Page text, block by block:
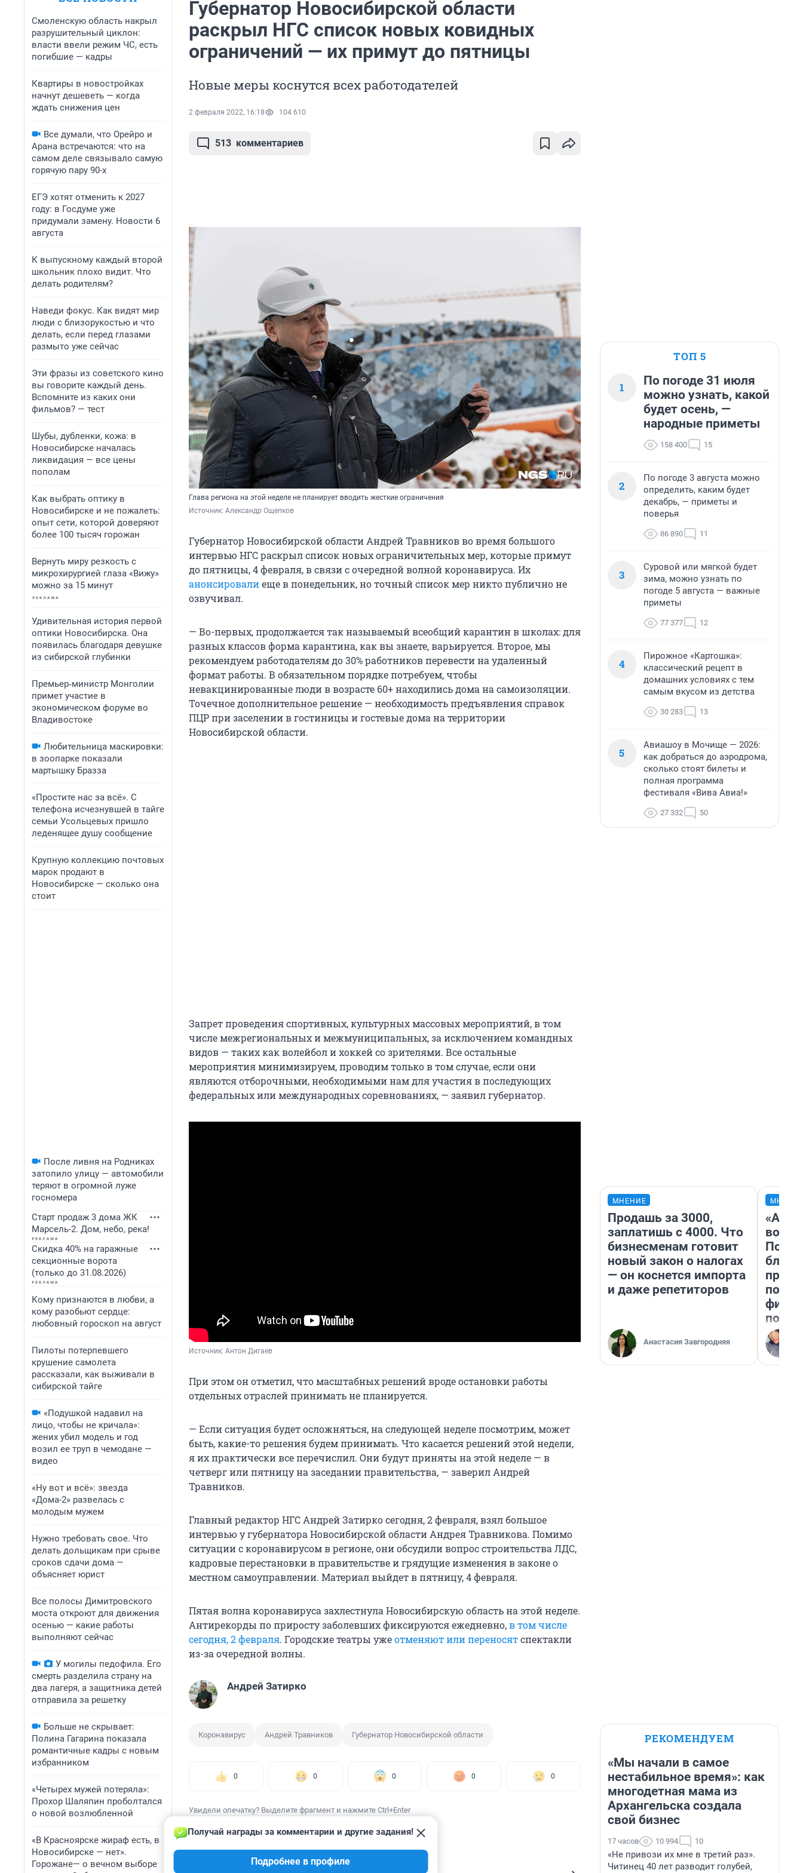
Смоленскую область накрыл
разрушительный циклон:
власти ввели режим ЧС, есть
погибшие — кадры
Квартиры в новостройках
начнут дешеветь — когда
ждать снижения цен
Все думали, что Орейро и
Арана встречаются: что на
самом деле связывало самую
горячую пару 90-х
ЕГЭ хотят отменить к 2027
году: в Госдуме уже
придумали замену. Новости 6
августа
К выпускному каждый второй
школьник плохо видит. Что
делать родителям?
Наведи фокус. Как видят мир
люди с близорукостью и что
делать, если перед глазами
размыто уже сейчас
Эти фразы из советского кино
вы говорите каждый день.
Вспомните из каких они
фильмов? — тест
Шубы, дубленки, кожа: в
Новосибирске началась
ликвидация — все цены
пополам
Как выбрать оптику в
Новосибирске и не пожалеть:
опыт сети, которой доверяют
более 100 тысяч горожан
Вернуть миру резкость с
микрохирургией глаза «Вижу»
можно за 15 минут
Удивительная история первой
оптики Новосибирска. Она
появилась благодаря девушке
из сибирской глубинки
Премьер‑министр Монголии
примет участие в
экономическом форуме во
Владивостоке
Любительница маскировки:
в зоопарке показали
мартышку Бразза
«Простите нас за всё». С
телефона исчезнувшей в тайге
семьи Усольцевых пришло
леденящее душу сообщение
Крупную коллекцию почтовых
марок продают в
Новосибирске — сколько она
стоит
После ливня на Родниках
затопило улицу — автомобили
теряют в огромной луже
госномера
Старт продаж 3 дома ЖК
Марсель-2. Дом, небо, река!
Скидка 40% на гаражные
секционные ворота
(только до 31.08.2026)
Кому признаются в любви, а
кому разобьют сердце:
любовный гороскоп на август
Пилоты потерпевшего
крушение самолета
рассказали, как выживали в
сибирской тайге
«Подушкой надавил на
лицо, чтобы не кричала»:
жених убил модель и год
возил ее труп в чемодане —
видео
«Ну вот и всё»: звезда
«Дома-2» развелась с
молодым мужем
Нужно требовать свое. Что
делать дольщикам при срыве
сроков сдачи дома —
объясняет юрист
Все полосы Димитровского
моста откроют для движения
осенью — какие работы
выполняют сейчас
У могилы педофила. Его
смерть разделила страну на
два лагеря, а защитника детей
отправила за решетку
Больше не скрывает:
Полина Гагарина показала
романтичные кадры с новым
избранником
«Четырех мужей потеряла»:
Прохор Шаляпин проболтался
о новой возлюбленной
«В Красноярске жираф есть, в
Новосибирске — нет».
Горожане— о вечном выборе
Губернатор Новосибирской области
раскрыл НГС список новых ковидных
ограничений — их примут до пятницы
Новые меры коснутся всех работодателей
2 февраля 2022, 16:18 104 610
513 комментариев
Глава региона на этой неделе не планирует вводить жесткие ограничения
Источник: Александр Ощепков
Губернатор Новосибирской области Андрей Травников во время большого
интервью НГС раскрыл список новых ограничительных мер, которые примут
до пятницы, 4 февраля, в связи с очередной волной коронавируса. Их
анонсировалиеще в понедельник, но точный список мер никто публично не
озвучивал.
— Во-первых, продолжается так называемый всеобщий карантин в школах: для
разных классов форма карантина, как вы знаете, варьируется. Второе, мы
рекомендуем работодателям до 30% работников перевести на удаленный
формат работы. В обязательном порядке потребуем, чтобы
невакцинированные люди в возрасте 60+ находились дома на самоизоляции.
Точечное дополнительное решение — необходимость предъявления справок
ПЦР при заселении в гостиницы и гостевые дома на территории
Новосибирской области.
Запрет проведения спортивных, культурных массовых мероприятий, в том
числе межрегиональных и межмуниципальных, за исключением командных
видов — таких как волейбол и хоккей со зрителями. Все остальные
мероприятия минимизируем, проводим только в том случае, если они
являются отборочными, необходимыми нам для участия в последующих
федеральных или международных соревнованиях, — заявил губернатор.
Источник: Антон Дигаев
При этом он отметил, что масштабных решений вроде остановки работы
отдельных отраслей принимать не планируется.
— Если ситуация будет осложняться, на следующей неделе посмотрим, может
быть, какие-то решения будем принимать. Что касается решений этой недели,
я их практически все перечислил. Они будут приняты на этой неделе — в
четверг или пятницу на заседании правительства, — заверил Андрей
Травников.
Главный редактор НГС Андрей Затирко сегодня, 2 февраля, взял большое
интервью у губернатора Новосибирской области Андрея Травникова. Помимо
ситуации с коронавирусом в регионе, они обсудили вопрос строительства ЛДС,
кадровые перестановки в правительстве и грядущие изменения в законе о
местном самоуправлении. Материал выйдет в пятницу, 4 февраля.
Пятая волна коронавируса захлестнула Новосибирскую область на этой неделе.
Антирекорды по приросту заболевших фиксируются ежедневно,в том числе
сегодня, 2 февраля. Городские театры ужеотменяют или переносятспектакли
из-за очередной волны.
Андрей Затирко
Коронавирус Андрей Травников Губернатор Новосибирской области
0 0 0 0 0
Увидели опечатку? Выделите фрагмент и нажмите Ctrl+Enter
Получай награды за комментарии и другие задания!
Подробнее в профиле
ТОП 5
1
По погоде 31 июля
можно узнать, какой
будет осень, —
народные приметы
158 400 15
2
По погоде 3 августа можно
определить, каким будет
декабрь, — приметы и
поверья
86 890 11
3
Суровой или мягкой будет
зима, можно узнать по
погоде 5 августа — важные
приметы
77 377 12
4
Пирожное «Картошка»:
классический рецепт в
домашних условиях с тем
самым вкусом из детства
30 283 13
5
Авиашоу в Мочище — 2026:
как добраться до аэродрома,
сколько стоят билеты и
полная программа
фестиваля «Вива Авиа!»
27 332 50
МНЕНИЕ
Продашь за 3000,
заплатишь с 4000. Что
бизнесменам готовит
новый закон о налогах
— он коснется импорта
и даже репетиторов
Анастасия Завгородняя
вот
РЕКОМЕНДУЕМ
«Мы начали в самое
нестабильное время»: как
многодетная мама из
Архангельска создала
свой бизнес
17 часов 10 994 10
«Не привози их мне в третий раз».
Читинец 40 лет разводит голубей,